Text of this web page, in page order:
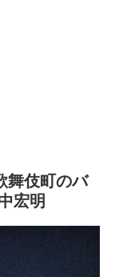
舞伎町のバ
宏明